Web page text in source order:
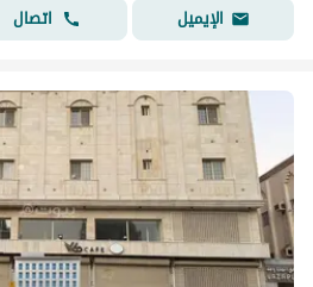
الإيميل
اتصال